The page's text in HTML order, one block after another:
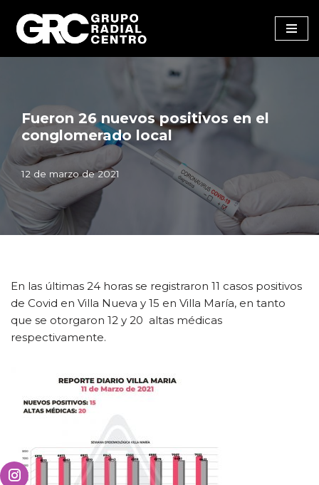
Saltar
al
Fueron 26 nuevos positivos en el
conglomerado local
12 de marzo de 2021
En las últimas 24 horas se registraron 11 casos positivos
de Covid en Villa Nueva y 15 en Villa María, en tanto
que se otorgaron 12 y 20 altas médicas
respectivamente.